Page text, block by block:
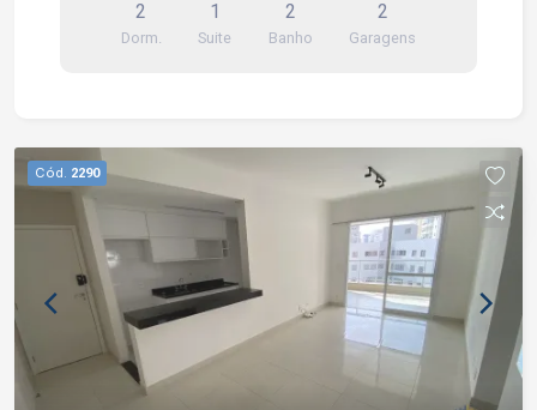
estar, varanda gourmet com fechamento em vidro,
cozinha com armários planejados. Portaria 24
de imóvel Caique Lopes de CRECI 264.991 F (12)
99189-7273 WhatsApp (Claro).
2
Dorm.
1
Suite
2
Banho
2
Garagens
Cód. 2290